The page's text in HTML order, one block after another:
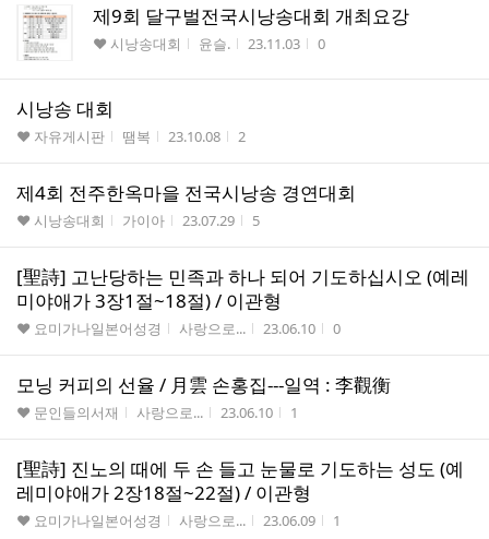
제9회 달구벌전국시낭송대회 개최요강
게시판명
♥ 시낭송대회 작성자
윤슬. 작성시간
23.11.03 조회수
0
시낭송 대회
게시판명
♥ 자유게시판 작성자
땜복 작성시간
23.10.08 조회수
2
제4회 전주한옥마을 전국시낭송 경연대회
게시판명
♥ 시낭송대회 작성자
가이아 작성시간
23.07.29 조회수
5
[聖詩] 고난당하는 민족과 하나 되어 기도하십시오 (예레
미야애가 3장1절~18절) / 이관형
게시판명
♥ 요미가나일본어성경 작성자
사랑으로... 작성시간
23.06.10 조회수
0
모닝 커피의 선율 / 月雲 손홍집---일역 : 李觀衡
게시판명
♥ 문인들의서재 작성자
사랑으로... 작성시간
23.06.10 조회수
1
[聖詩] 진노의 때에 두 손 들고 눈물로 기도하는 성도 (예
레미야애가 2장18절~22절) / 이관형
게시판명
♥ 요미가나일본어성경 작성자
사랑으로... 작성시간
23.06.09 조회수
1